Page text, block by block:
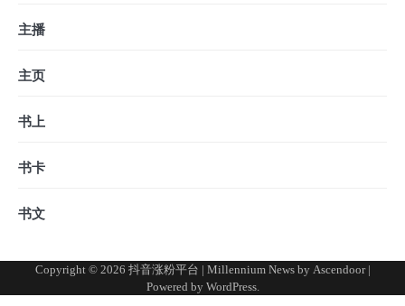
主播
主页
书上
书卡
书文
Copyright © 2026 抖音涨粉平台 | Millennium News by Ascendoor|
Powered by WordPress.